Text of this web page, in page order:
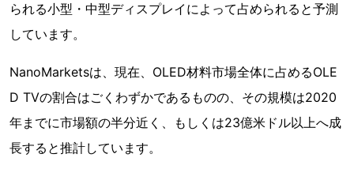
られる小型・中型ディスプレイによって占められると予測
しています。
NanoMarketsは、現在、OLED材料市場全体に占めるOLE
D TVの割合はごくわずかであるものの、その規模は2020
年までに市場額の半分近く、もしくは23億米ドル以上へ成
長すると推計しています。